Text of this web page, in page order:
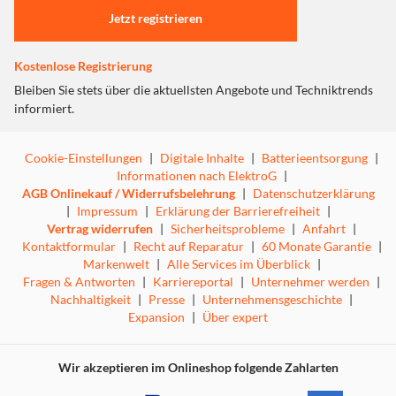
g67 die nächste Generation außergewöhnlicher moto g-
Ultrahelles Extreme AMOLED-Display –
Das moto g67 ist mit einem riesigen 6,78-Zoll Extreme
AMOLED-1,5K-Display
ausgestattet, das Inhalte
besonders lebendig und detailreich darstellt. Dank
HD-Auflösungbietet es 17 % mehr Auflösung als Standard
Full HD, wodurch Bilder schärfer wirken und feine
Details besser zur Geltung kommen.
DerModus für starke Helligkeiterreicht eine
Spitzenhelligkeit von bis zu 5000 Nitsund sorgt dafür,
dass Inhalte auch bei direktem Sonnenlicht klar erkennbar
ermöglicht besonders flüssiges Scrollen, Spielen und
Multitasking, während der Auto-Modus die Bildrate
Jetzt registrieren
Kostenlose Registrierung
Bleiben Sie stets über die aktuellsten Angebote und Techniktrends
informiert.
Cookie-Einstellungen | Digitale Inhalte | Batterieentsorgung |
Informationen nach ElektroG |
AGB Onlinekauf / Widerrufsbelehrung | Datenschutzerklärung
| Impressum | Erklärung der Barrierefreiheit |
Vertrag widerrufen | Sicherheitsprobleme | Anfahrt |
Kontaktformular | Recht auf Reparatur | 60 Monate Garantie |
Markenwelt | Alle Services im Überblick |
Fragen & Antworten | Karriereportal | Unternehmer werden |
Nachhaltigkeit | Presse | Unternehmensgeschichte |
Expansion | Über expert
Wir akzeptieren im Onlineshop folgende Zahlarten